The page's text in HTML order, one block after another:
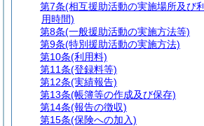
第7条(相互援助活動の実施場所及び利
用時間)
第8条(一般援助活動の実施方法等)
第9条(特別援助活動の実施方法)
第10条(利用料)
第11条(登録料等)
第12条(実績報告)
第13条(帳簿等の作成及び保存)
第14条(報告の徴収)
第15条(保険への加入)